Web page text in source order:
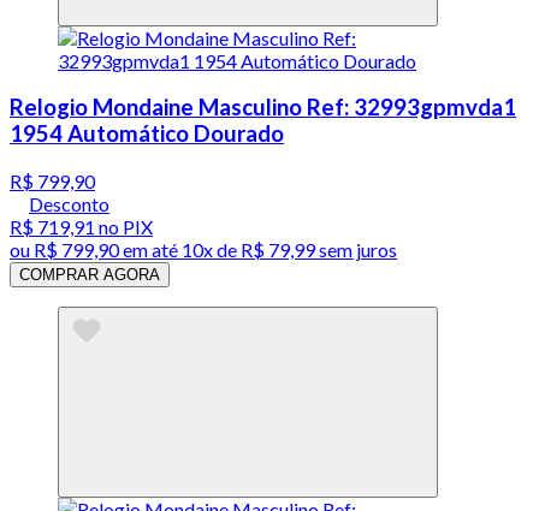
Relogio Mondaine Masculino Ref: 32993gpmvda1
1954 Automático Dourado
R$ 799,90
Desconto
R$ 719,91 no PIX
ou R$ 799,90em até 10x de R$ 79,99 sem juros
COMPRAR AGORA